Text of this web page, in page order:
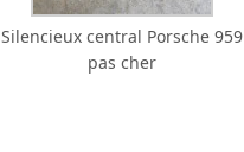
Silencieux central Porsche 959
pas cher